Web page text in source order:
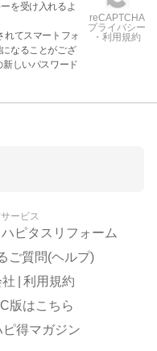
を受け入れるよ
てスマートフォ
なることがござ
しいパスワード
reCAPTCHA
プライバシー
・利用規約
ービス
ハピタスリフォーム
ご質問(ヘルプ)
利用規約
版はこちら
ピ得マガジン